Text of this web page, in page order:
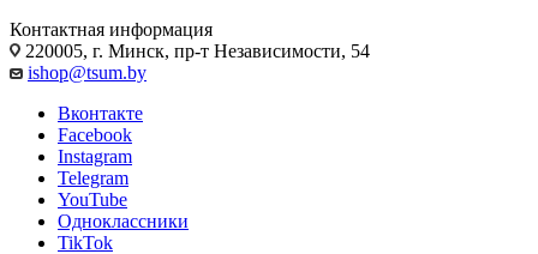
Контактная информация
220005, г. Минск, пр-т Независимости, 54
ishop@tsum.by
Вконтакте
Facebook
Instagram
Telegram
YouTube
Одноклассники
TikTok